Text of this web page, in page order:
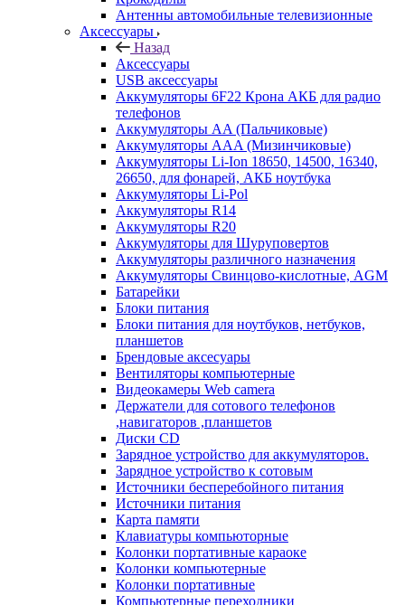
Антенны автомобильные телевизионные
Аксессуары
Назад
Аксессуары
USB аксессуары
Аккумуляторы 6F22 Крона АКБ для радио
телефонов
Аккумуляторы AA (Пальчиковые)
Аккумуляторы AAA (Мизинчиковые)
Аккумуляторы Li-Ion 18650, 14500, 16340,
26650, для фонарей, АКБ ноутбука
Аккумуляторы Li-Pol
Аккумуляторы R14
Аккумуляторы R20
Аккумуляторы для Шуруповертов
Аккумуляторы различного назначения
Аккумуляторы Свинцово-кислотные, AGM
Батарейки
Блоки питания
Блоки питания для ноутбуков, нетбуков,
планшетов
Брендовые аксесуары
Вентиляторы компьютерные
Видеокамеры Web camera
Держатели для сотового телефонов
,навигаторов ,планшетов
Диски CD
Зарядное устройство для аккумуляторов.
Зарядное устройство к сотовым
Источники бесперебойного питания
Источники питания
Карта памяти
Клавиатуры компьюторные
Колонки портативные караоке
Колонки компьютерные
Колонки портативные
Компьютерные переходники